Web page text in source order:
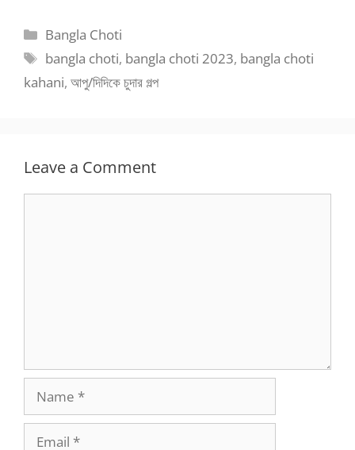
Categories
Bangla Choti
Tags
bangla choti, bangla choti 2023, bangla choti
kahani, আপু/দিদিকে চুদার গল্প
Leave a Comment